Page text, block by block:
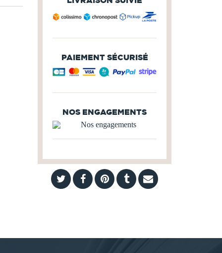
PAIEMENT SÉCURISÉ
NOS ENGAGEMENTS